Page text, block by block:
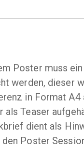
Poster muss
werden, dieser
in Format A4
als Teaser
dient als
Poster